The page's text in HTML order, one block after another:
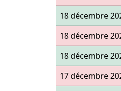
18 décembre
18 décembre
18 décembre
17 décembre